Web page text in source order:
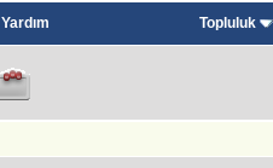
Yardım Topluluk